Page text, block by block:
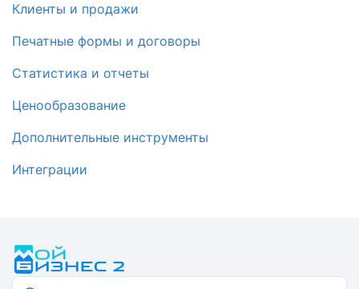
Клиенты и продажи
Печатные формы и договоры
Статистика и отчеты
Ценообразование
Дополнительные инструменты
Интеграции